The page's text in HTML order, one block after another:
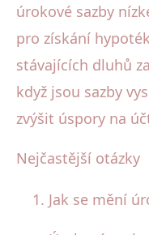
úrokové sazby
pro získání
stávajících dluhů
když jsou sazby
zvýšit úspory na
Nejčastější otázky
Jak se mění